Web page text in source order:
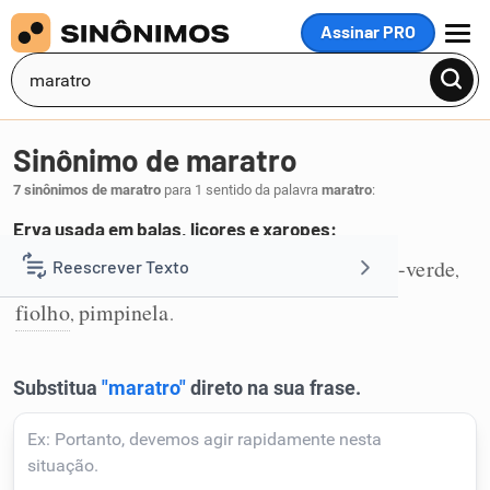
Assinar PRO
MENU
Reescrever Texto
Resumir Texto
Corrigir Texto
Detector de IA
Sinônimo de maratro
7 sinônimos de maratro para 1 sentido da palavra maratro:
Erva usada em balas, licores e xaropes:
1 erva-doce,anis, ,anis-verde,
fiolho, pimpinela.